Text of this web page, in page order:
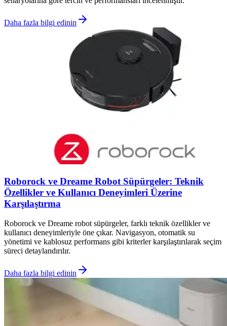
Daha fazla bilgi edinin
Roborock ve Dreame Robot Süpürgeler: Teknik
Özellikler ve Kullanıcı Deneyimleri Üzerine
Karşılaştırma
Roborock ve Dreame robot süpürgeler, farklı teknik özellikler ve
kullanıcı deneyimleriyle öne çıkar. Navigasyon, otomatik su
yönetimi ve kablosuz performans gibi kriterler karşılaştırılarak seçim
süreci detaylandırılır.
Daha fazla bilgi edinin